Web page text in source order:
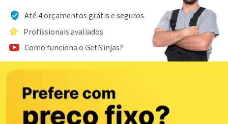
Até 4 orçamentos grátis e seguros
Profissionais avaliados
Como funciona o GetNinjas?